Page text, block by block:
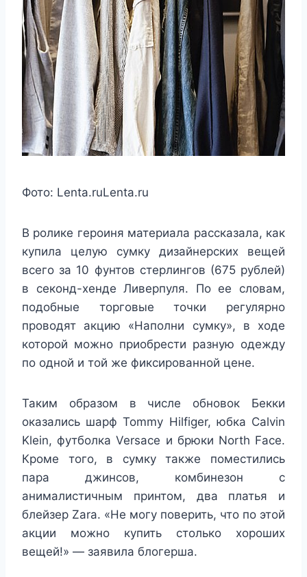
Фото: Lenta.ruLenta.ru
В ролике героиня материала рассказала, как
купила целую сумку дизайнерских вещей
всего за 10 фунтов стерлингов (675 рублей)
в секонд-хенде Ливерпуля. По ее словам,
подобные торговые точки регулярно
проводят акцию «Наполни сумку», в ходе
которой можно приобрести разную одежду
по одной и той же фиксированной цене.
Таким образом в числе обновок Бекки
оказались шарф Tommy Hilfiger, юбка Calvin
Klein, футболка Versace и брюки North Face.
Кроме того, в сумку также поместились
пара джинсов, комбинезон с
анималистичным принтом, два платья и
блейзер Zara. «Не могу поверить, что по этой
акции можно купить столько хороших
вещей!» — заявила блогерша.